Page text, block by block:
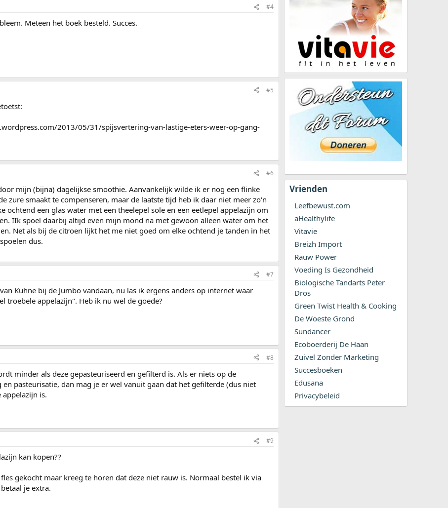
#4
Meteen het boek besteld. Succes.
#5
2013/05/31/spijsvertering-van-lastige-eters-weer-op-gang-
#6
mijn (bijna) dagelijkse smoothie. Aanvankelijk wilde ik er nog een flinke
zure smaakt te compenseren, maar de laatste tijd heb ik daar niet meer zo'n
ochtend een glas water met een theelepel sole en een eetlepel appelazijn om
IIk spoel daarbij altijd even mijn mond na met gewoon alleen water om het
Net als bij de citroen lijkt het me niet goed om elke ochtend je tanden in het
dus.
#7
Kuhne bij de Jumbo vandaan, nu las ik ergens anders op internet waar
troebele appelazijn". Heb ik nu wel de goede?
#8
minder als deze gepasteuriseerd en gefilterd is. Als er niets op de
pasteurisatie, dan mag je er wel vanuit gaan dat het gefilterde (dus niet
is.
#9
kan kopen??
fles gekocht maar kreeg te horen dat deze niet rauw is. Normaal bestel ik via
je extra.
Vrienden
Leefbewust.com
aHealthylife
Vitavie
Breizh Import
Rauw Power
Voeding Is Gezondheid
Biologische Tandarts Peter
Dros
Green Twist Health & Cooking
De Woeste Grond
Sundancer
Ecoboerderij De Haan
Zuivel Zonder Marketing
Succesboeken
Edusana
Privacybeleid